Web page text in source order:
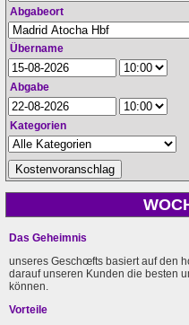
Abgabeort
Übername
Abgabe
Kategorien
Das Geheimnis
unseres Geschœfts basiert auf den
darauf unseren Kunden die besten
können.
Vorteile